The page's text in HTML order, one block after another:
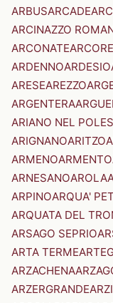
ARBUSARCADE
ARCINAZZO
ARCONATEARCORE
ARDENNOARDESIO
ARESEAREZZO
ARGENTERA
ARIANO NEL
ARIGNANOARITZO
ARMENOARMENTO
ARNESANOAROLA
ARPINOARQUA'
ARQUATA DEL
ARSAGO SEPRIO
ARTA TERME
ARZACHENA
ARZERGRANDE